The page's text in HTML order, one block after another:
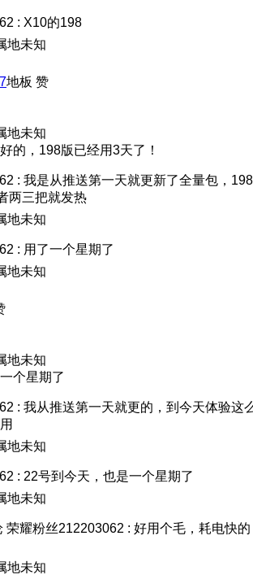
: X10的198
地未知
地板 赞
地未知
的，198版已经用3天了！
: 我是从推送第一天就更新了全量包，198
两三把就发热
地未知
: 用了一个星期了
地未知
地未知
个星期了
: 我从推送第一天就更的，到今天体验这
地未知
: 22号到今天，也是一个星期了
地未知
荣耀粉丝212203062 : 好用个毛，耗电快的
地未知